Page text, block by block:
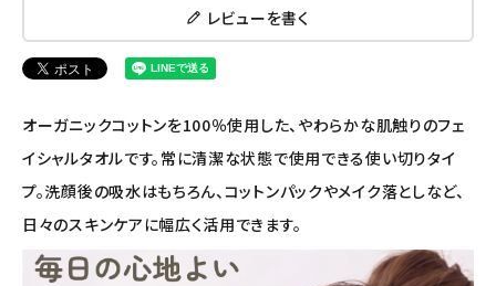
アカウント情報
ようこそ ゲスト 様
meeting_room ログイン person 会員登録
レビューを書く
オーガニックコットンを100％使用した、やわらかな肌触りのフェ
イシャルタオルです。常に清潔な状態で使用できる使い切りタイ
プ。洗顔後の吸水はもちろん、コットンパックやメイク落としなど、
日々のスキンケアに幅広く活用できます。